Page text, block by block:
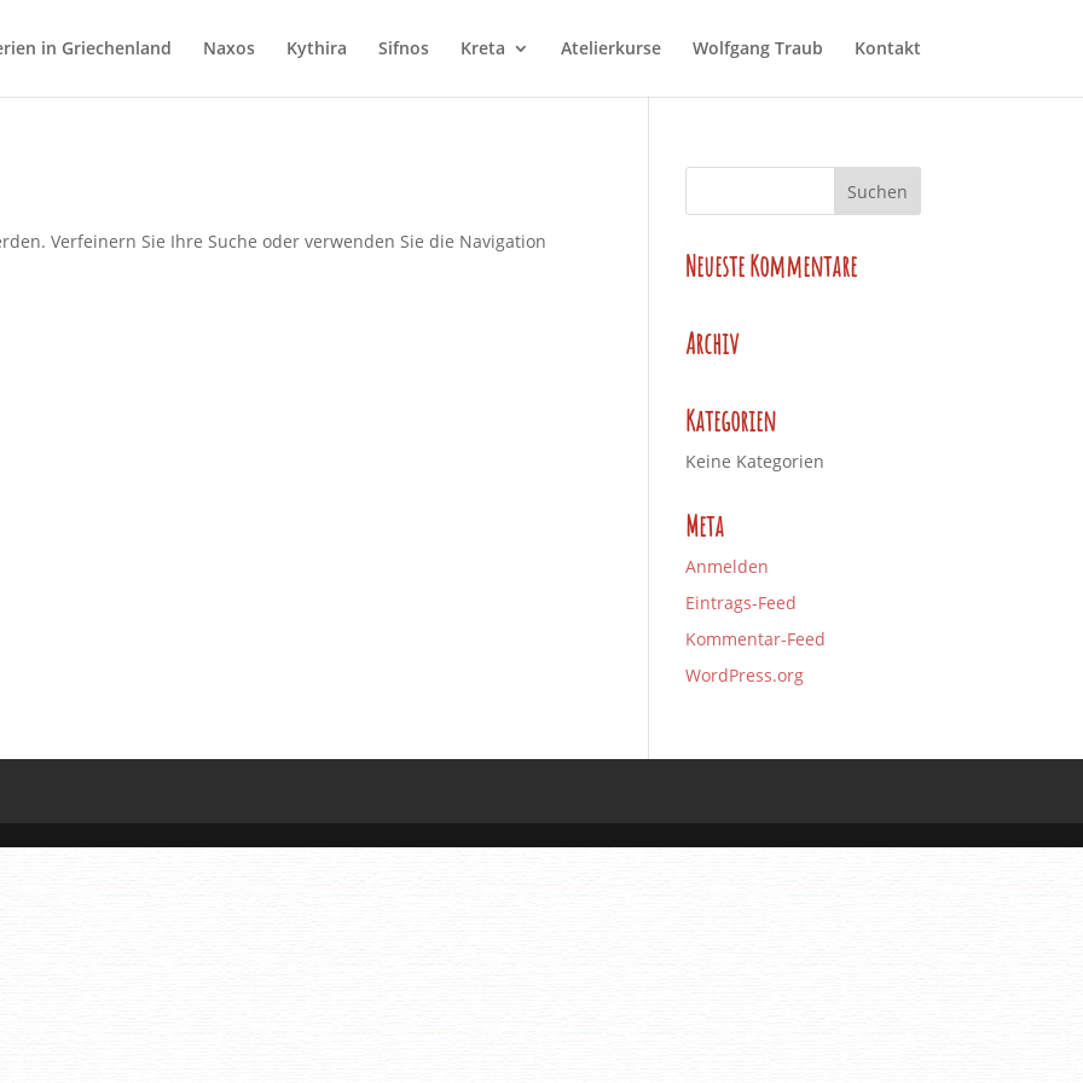
in Griechenland Naxos Kythira Sifnos Kreta Atelierkurse Wolfgang Traub Kontakt
Verfeinern Sie Ihre Suche oder verwenden Sie die Navigation
Neueste Kommentare
Archiv
Kategorien
Keine Kategorien
Meta
Anmelden
Eintrags-Feed
Kommentar-Feed
WordPress.org